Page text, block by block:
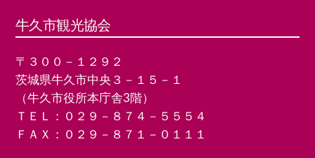
牛久市観光協会
〒３００－１２９２
茨城県牛久市中央３－１５－１
（牛久市役所本庁舎3階）
ＴＥＬ：０２９－８７４－５５５４
ＦＡＸ：０２９－８７１－０１１１